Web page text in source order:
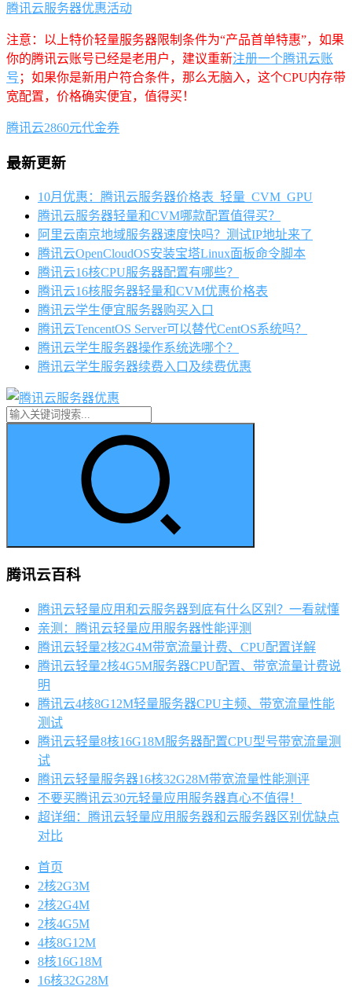
腾讯云服务器优惠活动
注意：以上特价轻量服务器限制条件为“产品首单特惠”，如果
你的腾讯云账号已经是老用户，建议重新注册一个腾讯云账
号 ；如果你是新用户符合条件，那么无脑入，这个CPU内存带
宽配置，价格确实便宜，值得买！
腾讯云2860元代金券
最新更新
10月优惠：腾讯云服务器价格表_轻量_CVM_GPU
腾讯云服务器轻量和CVM哪款配置值得买？
阿里云南京地域服务器速度快吗？测试IP地址来了
腾讯云OpenCloudOS安装宝塔Linux面板命令脚本
腾讯云16核CPU服务器配置有哪些？
腾讯云16核服务器轻量和CVM优惠价格表
腾讯云学生便宜服务器购买入口
腾讯云TencentOS Server可以替代CentOS系统吗？
腾讯云学生服务器操作系统选哪个？
腾讯云学生服务器续费入口及续费优惠
腾讯云百科
腾讯云轻量应用和云服务器到底有什么区别？一看就懂
亲测：腾讯云轻量应用服务器性能评测
腾讯云轻量2核2G4M带宽流量计费、CPU配置详解
腾讯云轻量2核4G5M服务器CPU配置、带宽流量计费说
明
腾讯云4核8G12M轻量服务器CPU主频、带宽流量性能
测试
腾讯云轻量8核16G18M服务器配置CPU型号带宽流量测
试
腾讯云轻量服务器16核32G28M带宽流量性能测评
不要买腾讯云30元轻量应用服务器真心不值得！
超详细：腾讯云轻量应用服务器和云服务器区别优缺点
对比
首页
2核2G3M
2核2G4M
2核4G5M
4核8G12M
8核16G18M
16核32G28M